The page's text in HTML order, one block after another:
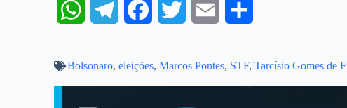
W
a l c i a a
Bolsonaro,eleições,Marcos Pontes, STF,Tarcísio Gomes de